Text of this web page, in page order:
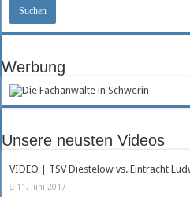
Werbung
Unsere neusten Videos
VIDEO | TSV Diestelow vs. Eintracht
11. Juni 2017